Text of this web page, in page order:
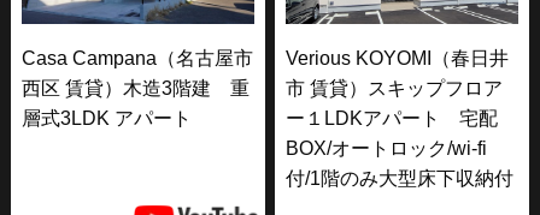
Casa Campana（名古屋市
西区 賃貸）木造3階建 重
層式3LDK アパート
Verious KOYOMI（春日井
市 賃貸）スキップフロア
ー１LDKアパート 宅配
BOX/オートロック/wi-fi
付/1階のみ大型床下収納付